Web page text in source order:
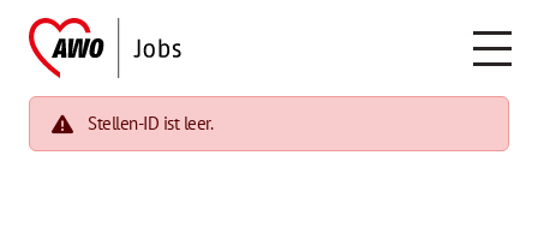
Stellen-ID ist leer.